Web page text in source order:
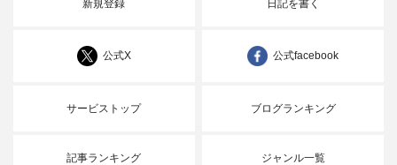
新規登録 日記を書く
公式X 公式facebook
サービストップ ブログランキング
記事ランキング ジャンル一覧